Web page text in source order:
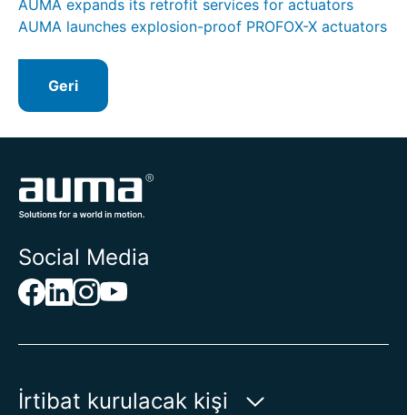
AUMA expands its retrofit services for actuators
AUMA launches explosion-proof PROFOX-X actuators
Geri
Social Media
İrtibat kurulacak kişi